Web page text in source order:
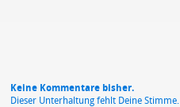
Keine Kommentare bisher.
Dieser Unterhaltung fehlt Deine Stimme.